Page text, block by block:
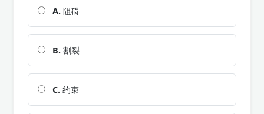
A. 阻碍
B. 割裂
C. 约束